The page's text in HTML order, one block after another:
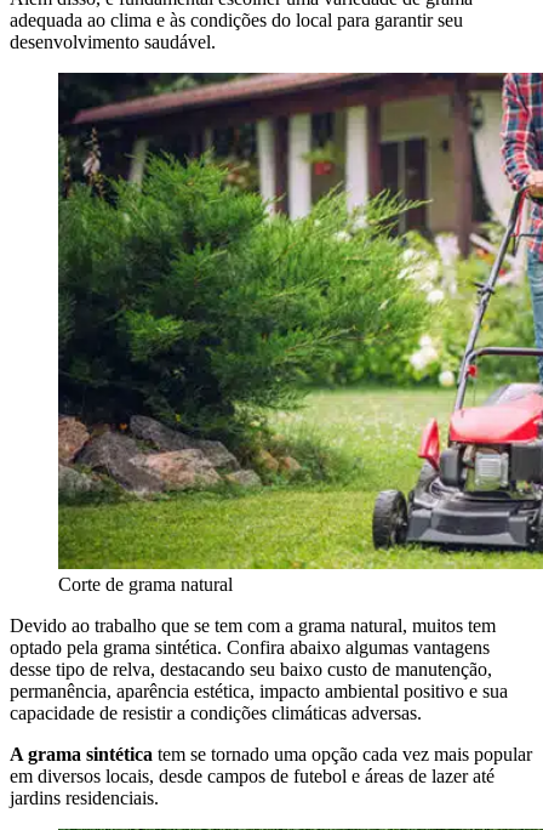
adequada ao clima e às condições do local para garantir seu
desenvolvimento saudável.
Corte de grama natural
Devido ao trabalho que se tem com a grama natural, muitos tem
optado pela grama sintética. Confira abaixo algumas vantagens
desse tipo de relva, destacando seu baixo custo de manutenção,
permanência, aparência estética, impacto ambiental positivo e sua
capacidade de resistir a condições climáticas adversas.
A grama sintética tem se tornado uma opção cada vez mais popular
em diversos locais, desde campos de futebol e áreas de lazer até
jardins residenciais.